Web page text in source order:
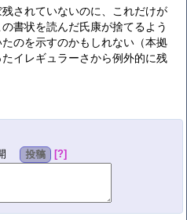
されていないのに、これだけが
書状を読んだ氏康が捨てるよう
のを示すのかもしれない（本拠
イレギュラーさから例外的に残
投稿 ?